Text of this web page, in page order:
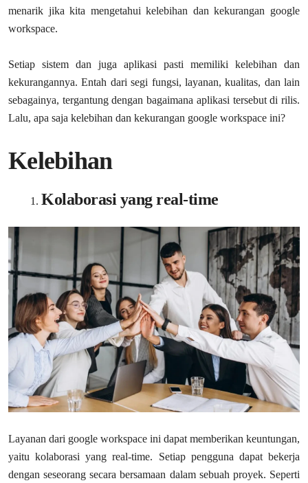
menarik jika kita mengetahui kelebihan dan kekurangan google
workspace.
Setiap sistem dan juga aplikasi pasti memiliki kelebihan dan
kekurangannya. Entah dari segi fungsi, layanan, kualitas, dan lain
sebagainya, tergantung dengan bagaimana aplikasi tersebut di rilis.
Lalu, apa saja kelebihan dan kekurangan google workspace ini?
Kelebihan
Kolaborasi yang real-time
Layanan dari google workspace ini dapat memberikan keuntungan,
yaitu kolaborasi yang real-time. Setiap pengguna dapat bekerja
dengan seseorang secara bersamaan dalam sebuah proyek. Seperti